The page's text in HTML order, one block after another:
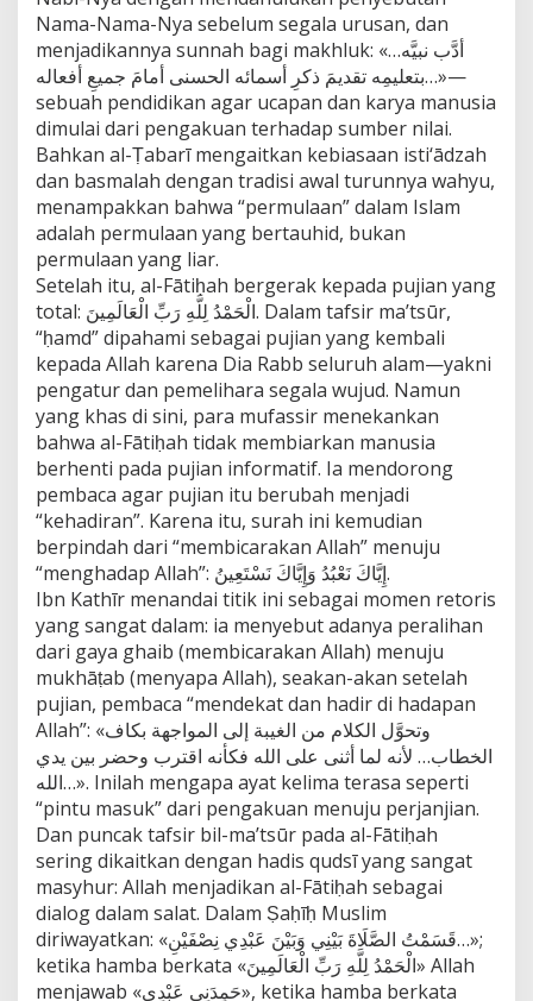
Nama-Nama-Nya sebelum segala urusan, dan
menjadikannya sunnah bagi makhluk: «أدَّب نبيَّه…
بتعليمِه تقديمَ ذكرِ أسمائه الحسنى أمامَ جميعِ أفعاله…»—
sebuah pendidikan agar ucapan dan karya manusia
dimulai dari pengakuan terhadap sumber nilai.
Bahkan al-Ṭabarī mengaitkan kebiasaan isti‘ādzah
dan basmalah dengan tradisi awal turunnya wahyu,
menampakkan bahwa “permulaan” dalam Islam
adalah permulaan yang bertauhid, bukan
permulaan yang liar.
Setelah itu, al-Fātiḥah bergerak kepada pujian yang
total: الْحَمْدُ لِلَّهِ رَبِّ الْعَالَمِينَ. Dalam tafsir ma’tsūr,
“ḥamd” dipahami sebagai pujian yang kembali
kepada Allah karena Dia Rabb seluruh alam—yakni
pengatur dan pemelihara segala wujud. Namun
yang khas di sini, para mufassir menekankan
bahwa al-Fātiḥah tidak membiarkan manusia
berhenti pada pujian informatif. Ia mendorong
pembaca agar pujian itu berubah menjadi
“kehadiran”. Karena itu, surah ini kemudian
berpindah dari “membicarakan Allah” menuju
“menghadap Allah”: إِيَّاكَ نَعْبُدُ وَإِيَّاكَ نَسْتَعِينُ.
Ibn Kathīr menandai titik ini sebagai momen retoris
yang sangat dalam: ia menyebut adanya peralihan
dari gaya ghaib (membicarakan Allah) menuju
mukhāṭab (menyapa Allah), seakan-akan setelah
pujian, pembaca “mendekat dan hadir di hadapan
Allah”: «وتحوَّل الكلام من الغيبة إلى المواجهة بكاف
الخطاب… لأنه لما أثنى على الله فكأنه اقترب وحضر بين يدي
الله…». Inilah mengapa ayat kelima terasa seperti
“pintu masuk” dari pengakuan menuju perjanjian.
Dan puncak tafsir bil-ma’tsūr pada al-Fātiḥah
sering dikaitkan dengan hadis qudsī yang sangat
masyhur: Allah menjadikan al-Fātiḥah sebagai
dialog dalam salat. Dalam Ṣaḥīḥ Muslim
diriwayatkan: «قَسَمْتُ الصَّلَاةَ بَيْنِي وَبَيْنَ عَبْدِي نِصْفَيْنِ…»;
ketika hamba berkata «الْحَمْدُ لِلَّهِ رَبِّ الْعَالَمِينَ» Allah
menjawab «حَمِدَنِي عَبْدِي», ketika hamba berkata